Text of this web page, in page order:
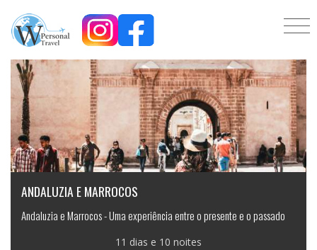
ANDALUZIA E MARROCOS
Andaluzia e Marrocos - Uma experiência entre o presente e o passado
11 dias e 10 noites